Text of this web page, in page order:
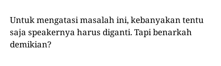
Untuk mengatasi masalah ini, kebanyakan tentu
saja speakernya harus diganti. Tapi benarkah
demikian?